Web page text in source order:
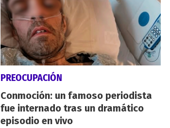
PREOCUPACIÓN
Conmoción: un famoso periodista
fue internado tras un dramático
episodio en vivo